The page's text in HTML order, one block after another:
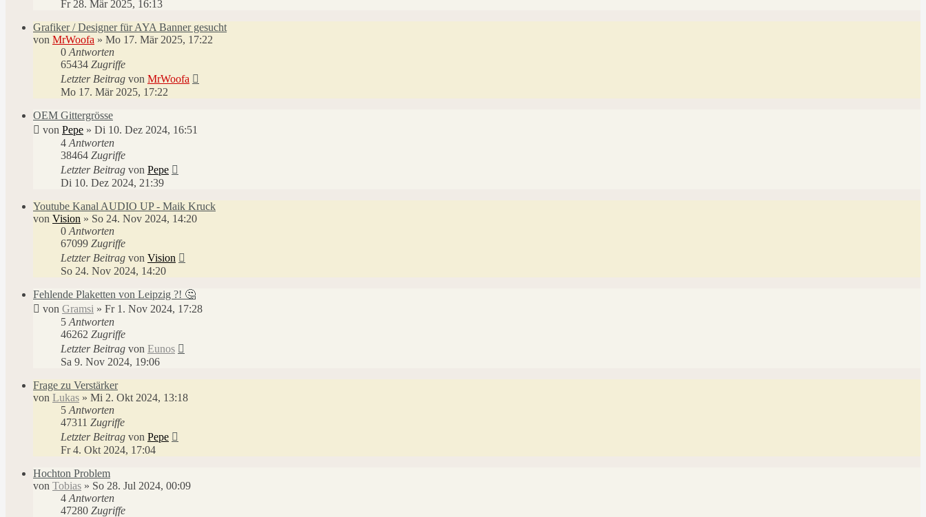
Fr 28. Mär 2025, 16:13
Grafiker / Designer für AYA Banner gesucht
von MrWoofa » Mo 17. Mär 2025, 17:22
0 Antworten
65434 Zugriffe
Letzter Beitrag von MrWoofa
Mo 17. Mär 2025, 17:22
OEM Gittergrösse
von Pepe » Di 10. Dez 2024, 16:51
4 Antworten
38464 Zugriffe
Letzter Beitrag von Pepe
Di 10. Dez 2024, 21:39
Youtube Kanal AUDIO UP - Maik Kruck
von Vision » So 24. Nov 2024, 14:20
0 Antworten
67099 Zugriffe
Letzter Beitrag von Vision
So 24. Nov 2024, 14:20
Fehlende Plaketten von Leipzig ?! 🤔
von Gramsi » Fr 1. Nov 2024, 17:28
5 Antworten
46262 Zugriffe
Letzter Beitrag von Eunos
Sa 9. Nov 2024, 19:06
Frage zu Verstärker
von Lukas » Mi 2. Okt 2024, 13:18
5 Antworten
47311 Zugriffe
Letzter Beitrag von Pepe
Fr 4. Okt 2024, 17:04
Hochton Problem
von Tobias » So 28. Jul 2024, 00:09
4 Antworten
47280 Zugriffe